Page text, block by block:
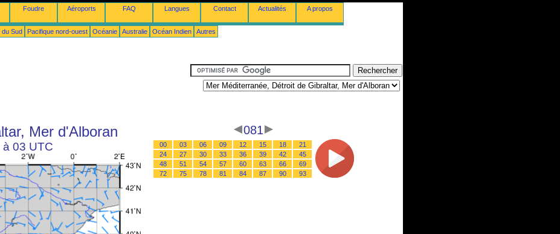
Foudre Aéroports FAQ Langues Contact Actualités A propos
du Sud Pacifique nord-ouest Océanie Australie Océan Indien Autres
Mer d'Alboran
03 UTC
081
00 03 06 09 12 15 18
21
24
27 30 33 36 39 42
45
48
51 54 57 60 63 66
69
72
75 78 81 84 87 90 93